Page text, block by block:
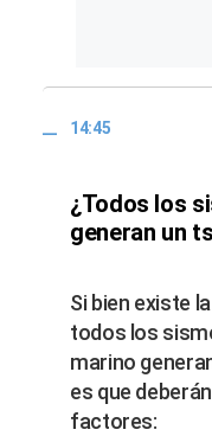
14:45
¿Todos los
generan un
Si bien existe
todos los
marino
es que
factores: